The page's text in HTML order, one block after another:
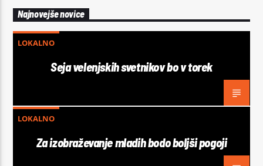
Najnovejše novice
LOKALNO
Seja velenjskih svetnikov bo v torek
LOKALNO
Za izobraževanje mladih bodo boljši pogoji